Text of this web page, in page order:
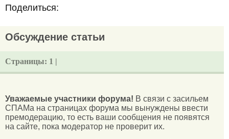
Поделиться:
Обсуждение статьи
Страницы: 1 |
Уважаемые участники форума! В связи с засильем
СПАМа на страницах форума мы вынуждены ввести
премодерацию, то есть ваши сообщения не появятся
на сайте, пока модератор не проверит их.